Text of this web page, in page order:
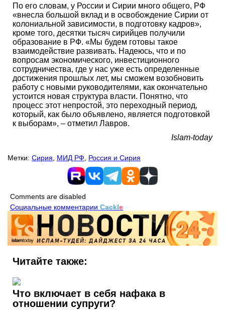
По его словам, у России и Сирии много общего, РФ
«внесла большой вклад и в освобождение Сирии от
колониальной зависимости, в подготовку кадров»,
кроме того, десятки тысяч сирийцев получили
образование в РФ. «Мы будем готовы такое
взаимодействие развивать. Надеюсь, что и по
вопросам экономического, инвестиционного
сотрудничества, где у нас уже есть определенные
достижения прошлых лет, мы сможем возобновить
работу с новыми руководителями, как окончательно
устоится новая структура власти. Понятно, что
процесс этот непростой, это переходный период,
который, как было объявлено, является подготовкой
к выборам», – отметил Лавров.
Islam-today
Метки: Сирия МИД РФ Россия и Сирия
Comments are disabled
Социальные комментарии Cackle
Читайте также:
Что включает в себя нафака в
отношении супруги?